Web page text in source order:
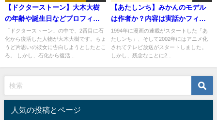
【ドクターストーン】大木大樹
の年齢や誕生日などプロフィー
ル！声優は？
「ドクターストーン」の中で、2番目に石
化から復活した人物が大木大樹です。ちょ
うど片思いの彼女に告白しようとしたとこ
ろ。 しかし、石化から復活...
【あたしンち】みかんのモデル
は作者か？内容は実話かフィク
ションか？
1994年に漫画の連載がスタートした「あ
たしンち」、そして2002年にはアニメ化
されてテレビ放送がスタートしました。
しかし、残念なことに2...
人気の投稿とページ